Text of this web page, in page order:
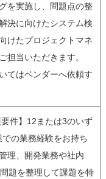
を実施し、問題点の整
決に向けたシステム検
けたプロジェクトマネ
担当いただきます。
てはベンダーへ依頼す
件】12または3のいず
の業務経験をお持ち
理、開発業務や社内
題を整理して課題を特